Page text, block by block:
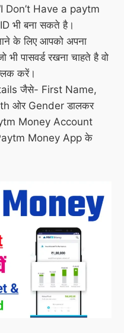
Don’t Have a paytm
भी बना सकते है।
के लिए आपको अपना
पासवर्ड रखना चाहते है वो
करें।
जैसे- First Name,
ओर Gender डालकर
Money Account
Money App के